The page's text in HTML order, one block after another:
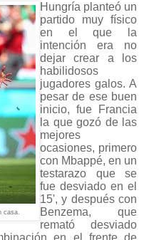
casa.
Hungría planteó un
partido muy físico
en el que la
intención era no
dejar crear a los
habilidosos
jugadores galos. A
pesar de ese buen
inicio, fue Francia
la que gozó de las
mejores
ocasiones, primero
con Mbappé, en un
testarazo que se
fue desviado en el
15', y después con
Benzema, que
remató desviado